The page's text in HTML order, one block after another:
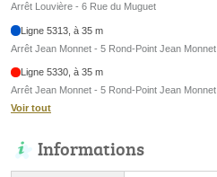
Arrêt Louvière - 6 Rue du Muguet
Ligne 5313, à 35 m
Arrêt Jean Monnet - 5 Rond-Point Jean Monnet
Ligne 5330, à 35 m
Arrêt Jean Monnet - 5 Rond-Point Jean Monnet
Voir tout
Informations